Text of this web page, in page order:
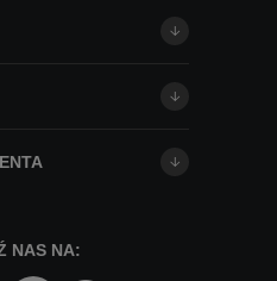
NAS NA: